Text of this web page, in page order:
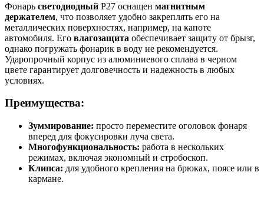
Фонарь светодиодный P27 оснащен магнитным
держателем, что позволяет удобно закреплять его на
металлических поверхностях, например, на капоте
автомобиля. Его влагозащита обеспечивает защиту от брызг,
однако погружать фонарик в воду не рекомендуется.
Ударопрочный корпус из алюминиевого сплава в черном
цвете гарантирует долговечность и надежность в любых
условиях.
Преимущества:
Зуммирование: просто переместите оголовок фонаря
вперед для фокусировки луча света.
Многофункциональность: работа в нескольких
режимах, включая экономный и стробоскоп.
Клипса: для удобного крепления на брюках, поясе или в
кармане.